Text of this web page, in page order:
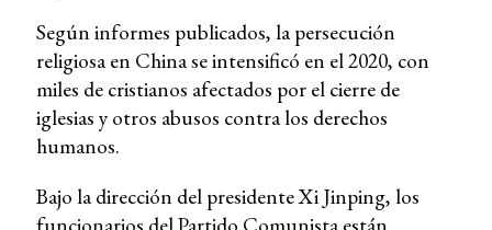
Según informes publicados, la persecución
religiosa en China se intensificó en el 2020, con
miles de cristianos afectados por el cierre de
iglesias y otros abusos contra los derechos
humanos.
Bajo la dirección del presidente Xi Jinping, los